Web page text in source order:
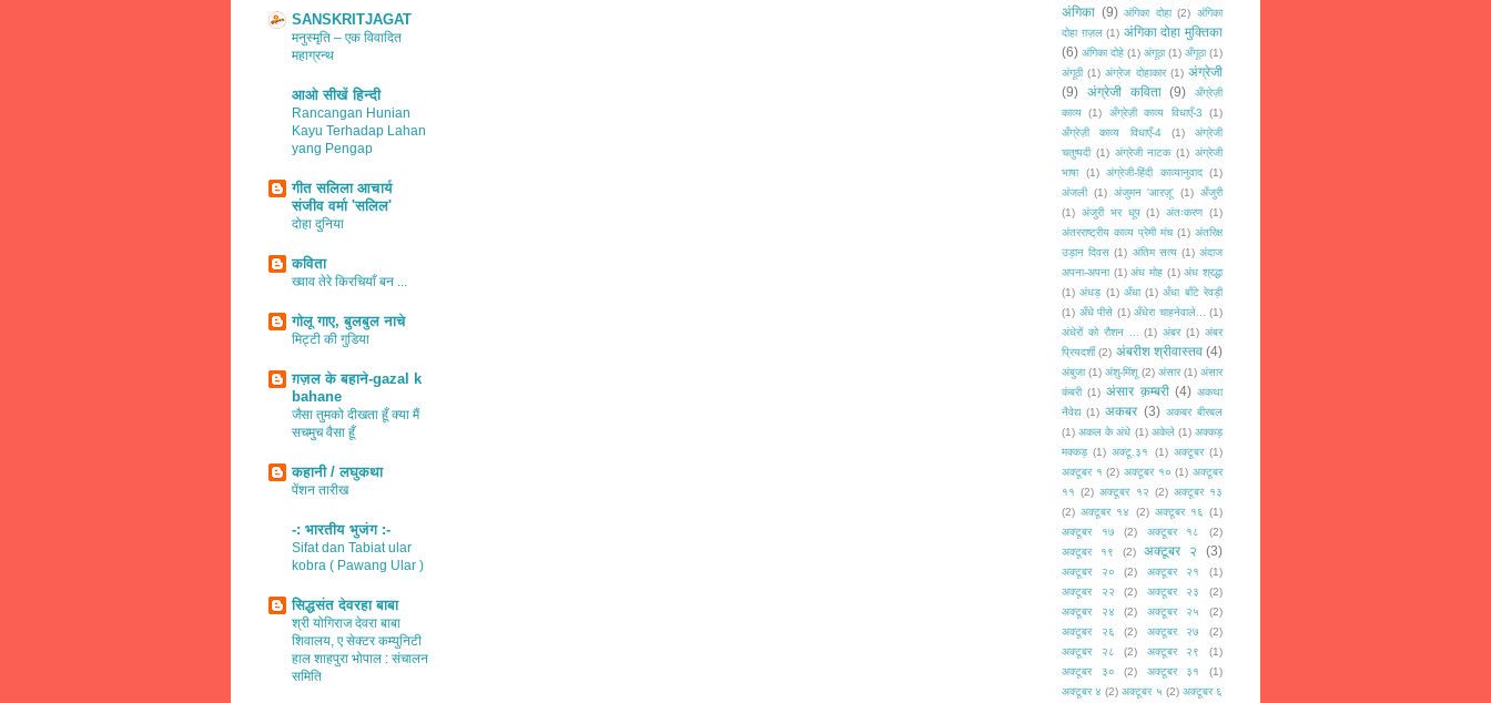
SANSKRITJAGAT
मनुस्मृति – एक विवादित
महाग्रन्थ
आओ सीखें हिन्दी
Rancangan Hunian
Kayu Terhadap Lahan
yang Pengap
गीत सलिला आचार्य
संजीव वर्मा 'सलिल'
दोहा दुनिया
कविता
ख्वाव तेरे किरचियाँ बन ...
गोलू गाए, बुलबुल नाचे
मिट्टी की गुडिया
ग़ज़ल के बहाने-gazal k
bahane
जैसा तुमको दीखता हूँ क्या मैं
सचमुच वैसा हूँ
कहानी / लघुकथा
पेंशन तारीख
-: भारतीय भुजंग :-
Sifat dan Tabiat ular
kobra ( Pawang Ular )
सिद्धसंत देवरहा बाबा
श्री योगिराज देवरा बाबा
शिवालय, ए सेक्टर कम्युनिटी
हाल शाहपुरा भोपाल : संचालन
समिति
अंगिका (9) अंगिका दोहा (2) अंगिका
दोहा ग़ज़ल (1) अंगिका दोहा मुक्तिका
(6) अंगिका दोहे (1) अंगूठा (1) अँगूठा (1)
अंगूठी (1) अंग्रेज दोहाकार (1) अंग्रेजी
(9)
अंग्रेजी कविता (9)
अँग्रेज़ी
काव्य (1) अँग्रेज़ी काव्य विधाएँ-3
(1)
अँग्रेज़ी काव्य विधाएँ-4
(1)
अंग्रेजी
चतुष्पदी (1) अंग्रेजी नाटक (1) अंग्रेजी
भाषा
(1) अंग्रेजी-हिंदी काव्यानुवाद (1)
अंजली (1) अंजुमन 'आरज़ू' (1) अँजुरी
(1) अंजुरी भर धूप (1) अंतःकरण (1)
अंतरराष्ट्रीय काव्य प्रेमी मंच (1) अंतरिक्ष
उड़ान दिवस (1) अंतिम सत्य (1) अंदाज
अपना-अपना (1) अंध मोह (1) अंध श्रद्धा
(1) अंधड़ (1) अँधा (1) अँधा बाँटे रेवड़ी
(1) अँधे पीसे (1) अँधेरा चाहनेवाले...
(1)
अंधेरों को रौशन ...
(1) अंबर (1) अंबर
प्रियदर्शी (2) अंबरीश श्रीवास्तव (4)
अंबुजा (1) अंशु-मिंशू (2) अंसार (1) अंसार
कंबरी (1) अंसार क़म्बरी (4) अकथा
नैवेद्य (1) अकबर (3) अकबर बीरबल
(1) अकल के अंधे (1) अकेले (1) अक्कड़
मक्कड़ (1) अक्टू.३१ (1) अक्टूबर (1)
अक्टूबर १ (2) अक्टूबर १० (1) अक्टूबर
११ (2) अक्टूबर १२ (2) अक्टूबर १३
(2) अक्टूबर १४ (2) अक्टूबर १६ (1)
अक्टूबर १७
(2) अक्टूबर १८
(2)
अक्टूबर १९
(2) अक्टूबर २ (3)
अक्टूबर २० (2) अक्टूबर २१
(1)
अक्टूबर २२
(2) अक्टूबर २३
(2)
अक्टूबर २४
(2) अक्टूबर २५
(2)
अक्टूबर २६
(2) अक्टूबर २७
(2)
अक्टूबर २८
(2) अक्टूबर २९
(1)
अक्टूबर ३०
(2) अक्टूबर ३१
(1)
अक्टूबर ४ (2) अक्टूबर ५ (2) अक्टूबर ६